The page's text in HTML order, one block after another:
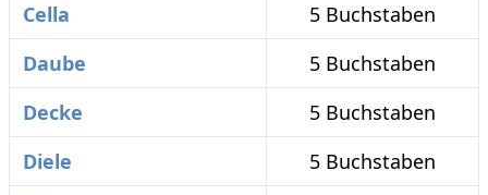
Cella
5 Buchstaben
Daube
5 Buchstaben
Decke
5 Buchstaben
Diele
5 Buchstaben